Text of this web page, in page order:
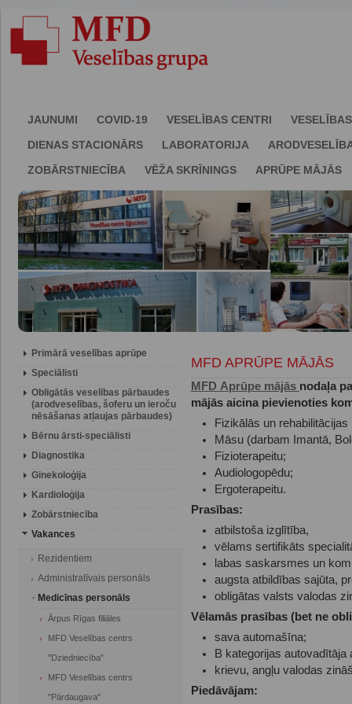
JAUNUMI COVID-19 VESELĪBAS CENTRI
DIENAS STACIONĀRS
LABORATORIJA
ZOBĀRSTNIECĪBA
VĒŽA SKRĪNINGS APRŪPE MĀJĀS
Primārā veselības aprūpe
Speciālisti
Obligātās veselības pārbaudes
(arodveselības, šoferu un ieroču
nēsāšanas atļaujas pārbaudes)
Bērnu ārsti-speciālisti
Diagnostika
Ginekoloģija
Kardioloģija
Zobārstniecība
Vakances
Rezidentiem
Administratīvais personāls
Medicīnas personāls
Ārpus Rīgas filiāles
MFD Veselības centrs
"Dziedniecība"
MFD Veselības centrs
"Pārdaugava"
MFD APRŪPE MĀJĀS
MFD Aprūpe mājās nodaļa
mājās aicina pievienoties
Fizikālās un
Māsu (darbam Imantā,
Fizioterapeitu;
Audiologopēdu;
Ergoterapeitu.
Prasības:
atbilstoša izglītība,
vēlams sertifikāts
labas saskarsmes un
augsta atbildības sajūta,
obligātas valsts valodas
Vēlamās prasības (bet ne
sava automašīna;
B kategorijas autovadītāja
krievu, angļu valodas
Piedāvājam: